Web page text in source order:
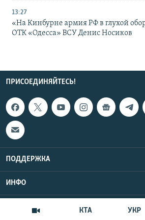
КТА УКР
13:27
«На Кинбурне армия РФ в глухой
ОТК «Одесса» ВСУ Денис Носиков
ПРИСОЕДИНЯЙТЕСЬ!
ПОДДЕРЖКА
ИНФО
Copyright Крым.Реалии, 2026 |
UTC+3